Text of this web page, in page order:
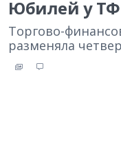
Юбилей у
Торгово-
разменяла